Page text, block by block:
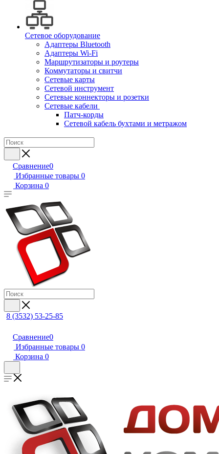
Сетевое оборудование
Адаптеры Bluetooth
Адаптеры Wi-Fi
Маршрутизаторы и роутеры
Коммутаторы и свитчи
Сетевые карты
Сетевой инструмент
Сетевые коннекторы и розетки
Сетевые кабели
Патч-корды
Сетевой кабель бухтами и метражом
Сравнение0
Избранные товары 0
Корзина 0
8 (3532) 53-25-85
Сравнение0
Избранные товары 0
Корзина 0